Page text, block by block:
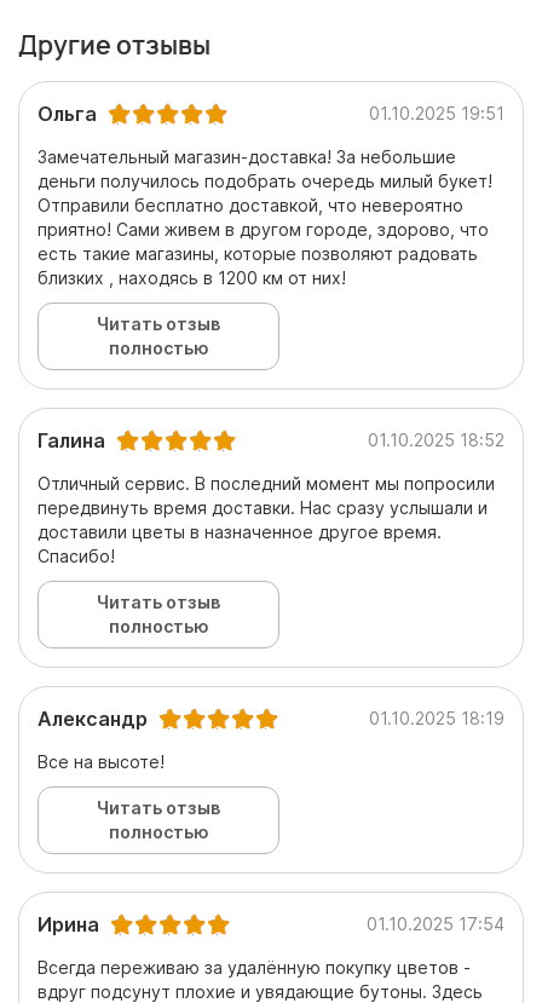
Другие отзывы
Ольга 01.10.2025 19:51
Замечательный магазин-доставка! За небольшие
деньги получилось подобрать очередь милый букет!
Отправили бесплатно доставкой, что невероятно
приятно! Сами живем в другом городе, здорово, что
есть такие магазины, которые позволяют радовать
близких , находясь в 1200 км от них!
Читать отзыв
полностью
Галина 01.10.2025 18:52
Отличный сервис. В последний момент мы попросили
передвинуть время доставки. Нас сразу услышали и
доставили цветы в назначенное другое время.
Спасибо!
Читать отзыв
полностью
Александр 01.10.2025 18:19
Все на высоте!
Читать отзыв
полностью
Ирина 01.10.2025 17:54
Всегда переживаю за удалённую покупку цветов -
вдруг подсунут плохие и увядающие бутоны. Здесь